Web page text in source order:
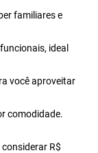
familiares e
ideal
você aproveitar
comodidade.
R$